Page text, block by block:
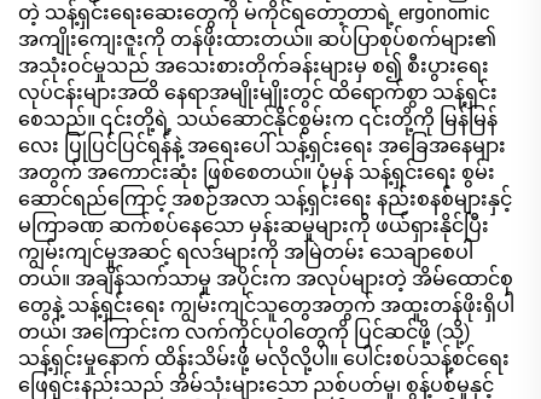
တဲ့ သန့်ရှင်းရေးဆေးတွေကို မကိုင်ရတော့တာရဲ့ ergonomic
အကျိုးကျေးဇူးကို တန်ဖိုးထားတယ်။ ဆပ်ပြာစုပ်စက်များ၏
အသုံးဝင်မှုသည် အသေးစားတိုက်ခန်းများမှ စ၍ စီးပွားရေး
လုပ်ငန်းများအထိ နေရာအမျိုးမျိုးတွင် ထိရောက်စွာ သန့်ရှင်း
စေသည်။ ၎င်းတို့ရဲ့ သယ်ဆောင်နိုင်စွမ်းက ၎င်းတို့ကို မြန်မြန်
လေး ပြုပြင်ပြင်ရန်နဲ့ အရေးပေါ် သန့်ရှင်းရေး အခြေအနေများ
အတွက် အကောင်းဆုံး ဖြစ်စေတယ်။ ပုံမှန် သန့်ရှင်းရေး စွမ်း
ဆောင်ရည်ကြောင့် အစဉ်အလာ သန့်ရှင်းရေး နည်းစနစ်များနှင့်
မကြာခဏ ဆက်စပ်နေသော မှန်းဆမှုများကို ဖယ်ရှားနိုင်ပြီး
ကျွမ်းကျင်မှုအဆင့် ရလဒ်များကို အမြဲတမ်း သေချာစေပါ
တယ်။ အချိန်သက်သာမှု အပိုင်းက အလုပ်များတဲ့ အိမ်ထောင်စု
တွေနဲ့ သန့်ရှင်းရေး ကျွမ်းကျင်သူတွေအတွက် အထူးတန်ဖိုးရှိပါ
တယ်၊ အကြောင်းက လက်ကိုင်ပုဝါတွေကို ပြင်ဆင်ဖို့ (သို့)
သန့်ရှင်းမှုနောက် ထိန်းသိမ်းဖို့ မလိုလို့ပါ။ ပေါင်းစပ်သန့်စင်ရေး
ဖြေရှင်းနည်းသည် အိမ်သုံးများသော ညစ်ပတ်မှု၊ စွန့်ပစ်မှုနှင့်